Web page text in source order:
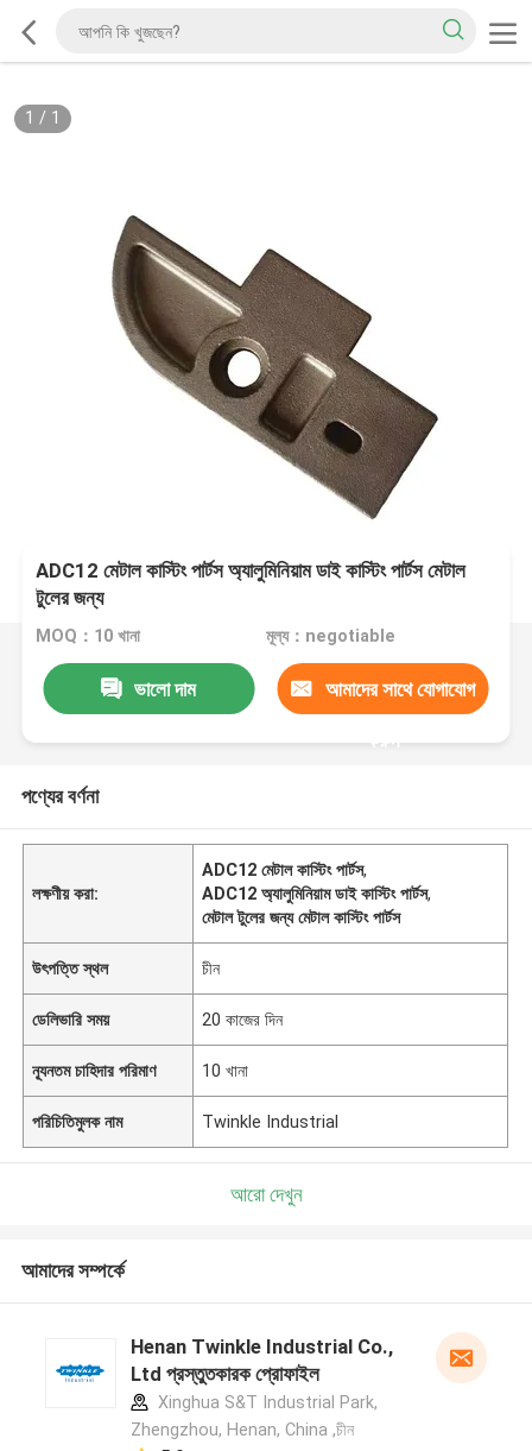
1 / 1
ADC12 মেটাল কাস্টিং পার্টস অ্যালুমিনিয়াম ডাই কাস্টিং পার্টস মেটাল
টুলের জন্য
MOQ：10 খানা মূল্য：negotiable
ভালো দাম আমাদের সাথে যোগাযোগ
করুন
পণ্যের বর্ণনা
লক্ষণীয় করা:
ADC12 মেটাল কাস্টিং পার্টস,
ADC12 অ্যালুমিনিয়াম ডাই কাস্টিং পার্টস,
মেটাল টুলের জন্য মেটাল কাস্টিং পার্টস
উৎপত্তি স্থল চীন
ডেলিভারি সময় 20 কাজের দিন
ন্যূনতম চাহিদার পরিমাণ 10 খানা
পরিচিতিমুলক নাম Twinkle Industrial
আরো দেখুন
আমাদের সম্পর্কে
Henan Twinkle Industrial Co.,
Ltd প্রস্তুতকারক প্রোফাইল
Xinghua S&T Industrial Park,
Zhengzhou, Henan, China ,চীন